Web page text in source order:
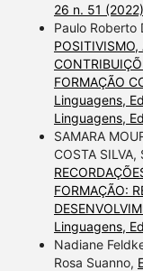
26 n. 51
Paulo Roberto
POSITIVISMO,
FORMAÇÃO
Linguagens,
Linguagens,
SAMARA
COSTA SILVA,
FORMAÇÃO:
Linguagens,
Nadiane
Rosa Suanno,